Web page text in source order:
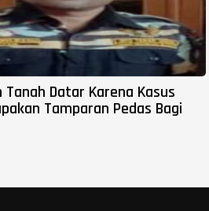
Datar Karena Kasus
Tamparan Pedas Bagi